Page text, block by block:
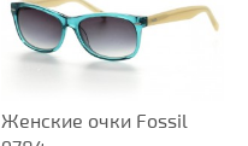
Женские очки Fossil